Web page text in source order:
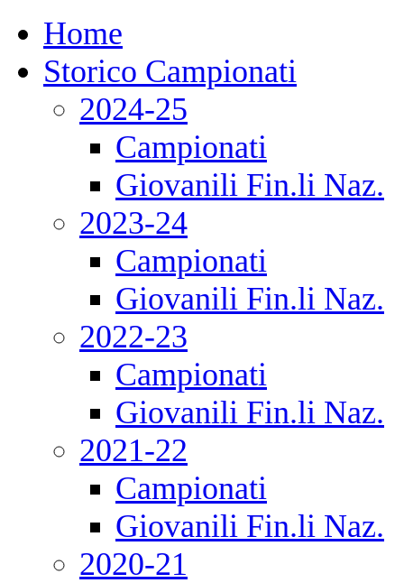
Home
Storico Campionati
2024-25
Campionati
Giovanili Fin.li Naz.
2023-24
Campionati
Giovanili Fin.li Naz.
2022-23
Campionati
Giovanili Fin.li Naz.
2021-22
Campionati
Giovanili Fin.li Naz.
2020-21